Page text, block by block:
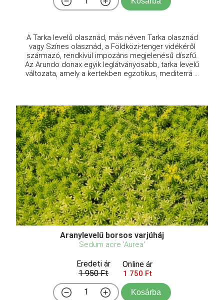
A Tarka levelű olasznád, más néven Tarka olasznád
vagy Színes olasznád, a Földközi-tenger vidékéről
származó, rendkívül impozáns megjelenésű díszfű.
Az Arundo donax egyik leglátványosabb, tarka levelű
változata, amely a kertekben egzotikus, mediterrá ...
Aranylevelű borsos varjúháj
Sedum acre 'Aurea'
Eredeti ár
1 950 Ft
Online ár
1 750 Ft
Kosárba